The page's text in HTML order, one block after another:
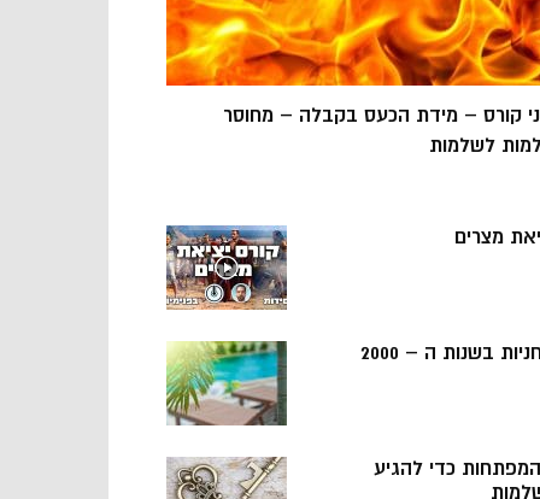
קורס – מידת הכעס בקבלה – מחוסר
לשלמות
מצרים
בשנות ה – 2000
5 המפתחות כדי להגיע